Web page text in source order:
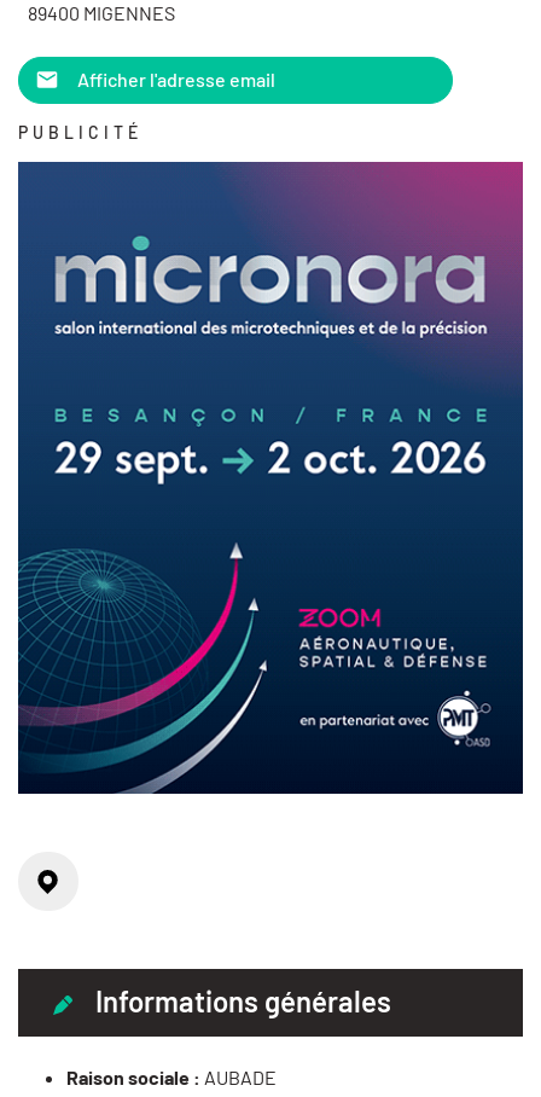
89400 MIGENNES
Afficher l'adresse email
PUBLICITÉ
Informations générales
Raison sociale : AUBADE